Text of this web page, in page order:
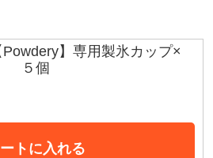
】専用製氷カップ×
５個
トに入れる